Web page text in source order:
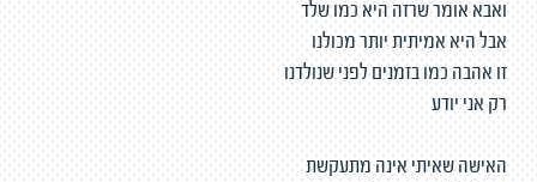
ואבא אומר שרזה היא כמו שלד
אבל היא אמיתית יותר מכולנו
זו אהבה כמו בזמנים לפני שנולדנו
רק אני יודע
האישה שאיתי אינה מתעקשת